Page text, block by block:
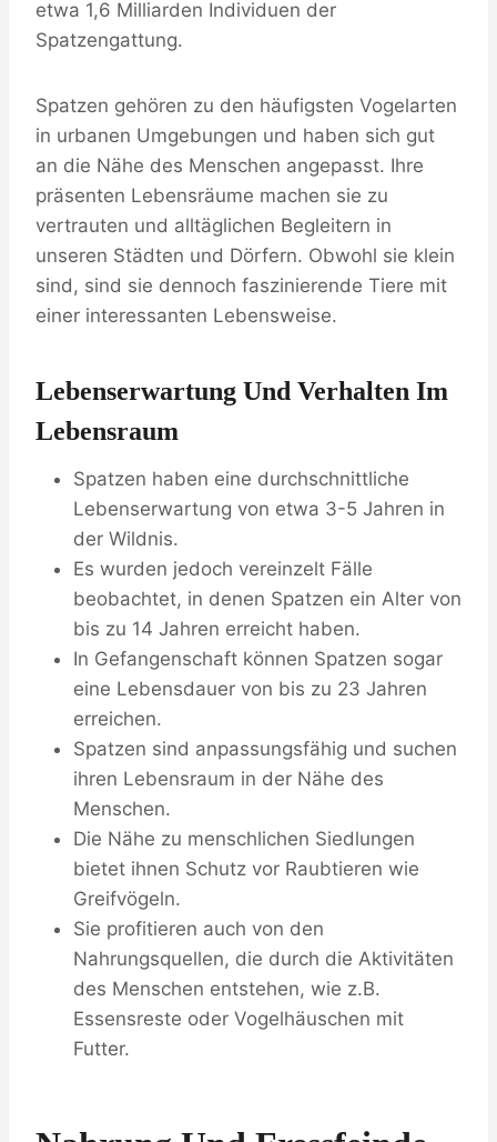
etwa 1,6 Milliarden Individuen der
Spatzengattung.
Spatzen gehören zu den häufigsten Vogelarten
in urbanen Umgebungen und haben sich gut
an die Nähe des Menschen angepasst. Ihre
präsenten Lebensräume machen sie zu
vertrauten und alltäglichen Begleitern in
unseren Städten und Dörfern. Obwohl sie klein
sind, sind sie dennoch faszinierende Tiere mit
einer interessanten Lebensweise.
Lebenserwartung Und Verhalten Im
Lebensraum
Spatzen haben eine durchschnittliche
Lebenserwartung von etwa 3-5 Jahren in
der Wildnis.
Es wurden jedoch vereinzelt Fälle
beobachtet, in denen Spatzen ein Alter von
bis zu 14 Jahren erreicht haben.
In Gefangenschaft können Spatzen sogar
eine Lebensdauer von bis zu 23 Jahren
erreichen.
Spatzen sind anpassungsfähig und suchen
ihren Lebensraum in der Nähe des
Menschen.
Die Nähe zu menschlichen Siedlungen
bietet ihnen Schutz vor Raubtieren wie
Greifvögeln.
Sie profitieren auch von den
Nahrungsquellen, die durch die Aktivitäten
des Menschen entstehen, wie z.B.
Essensreste oder Vogelhäuschen mit
Futter.